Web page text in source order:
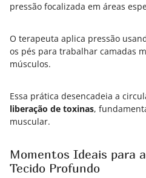
pressão focalizada em áreas
O terapeuta aplica pressão
os pés para trabalhar camadas
músculos.
Essa prática desencadeia a
liberação de toxinas,
muscular.
Momentos Ideais para
Tecido Profundo